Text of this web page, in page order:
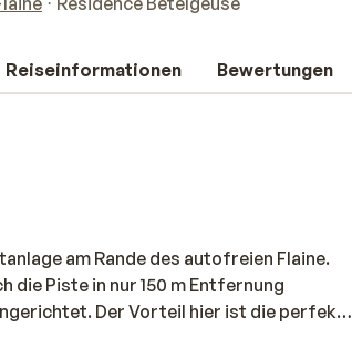
Reiseinformationen Bewertungen
am Rande des autofreien Flaine.
die Piste in nur 150 m Entfernung
Der Vorteil hier ist die perfekte